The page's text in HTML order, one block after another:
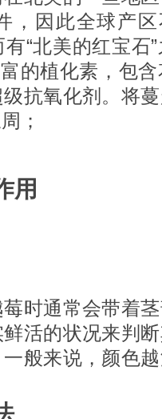
，因此全球产
“北美的红宝石
的植化素，包
抗氧化剂。将
；
用
时通常会带着
活的状况来判
般来说，颜色